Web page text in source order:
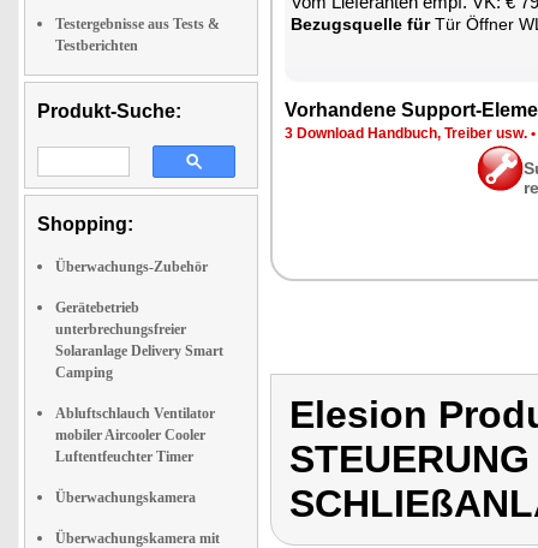
Testergebnisse aus Tests &
Testberichten
Produkt-Suche:
Shopping:
Überwachungs-Zubehör
Gerätebetrieb
unterbrechungsfreier
Solaranlage Delivery Smart
Camping
Abluftschlauch Ventilator
mobiler Aircooler Cooler
Luftentfeuchter Timer
Überwachungskamera
Überwachungskamera mit
Be­zugs­quel­le fürTür Öff­ner
Vor­han­de­ne Sup­port-
3 Down­load Hand­buch, Trei­ber usw. •
Elesion